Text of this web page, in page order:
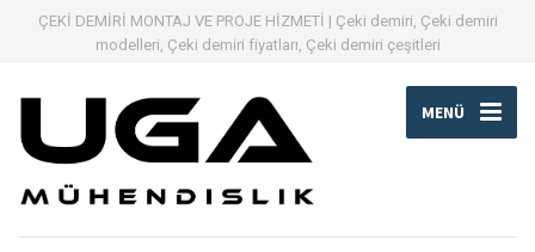
ÇEKİ DEMİRİ MONTAJ VE PROJE HİZMETİ | Çeki demiri, Çeki demiri
modelleri, Çeki demiri fiyatları, Çeki demiri çeşitleri
MENÜ